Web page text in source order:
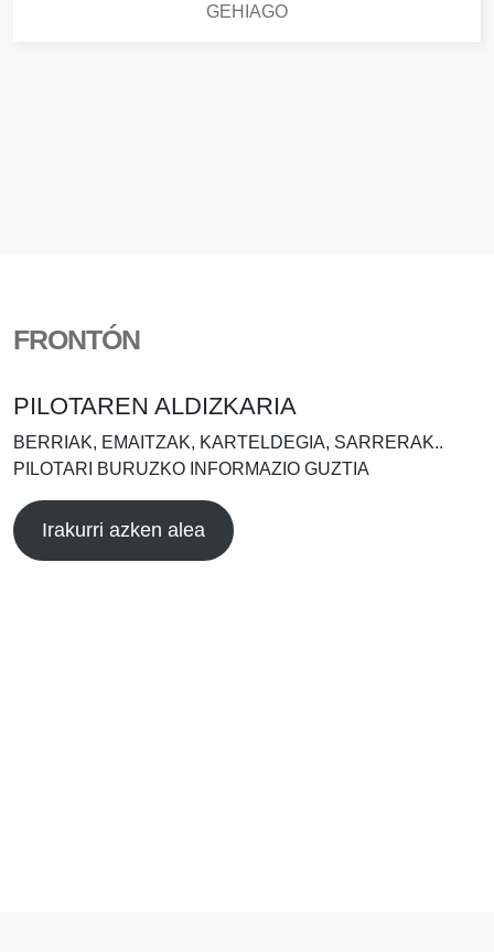
GEHIAGO
FRONTÓN
PILOTAREN ALDIZKARIA
BERRIAK, EMAITZAK, KARTELDEGIA, SARRERAK..
PILOTARI BURUZKO INFORMAZIO GUZTIA
Irakurri azken alea